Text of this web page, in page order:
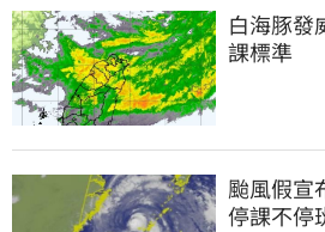
白海豚發
課標準
颱風假宣
停課不停